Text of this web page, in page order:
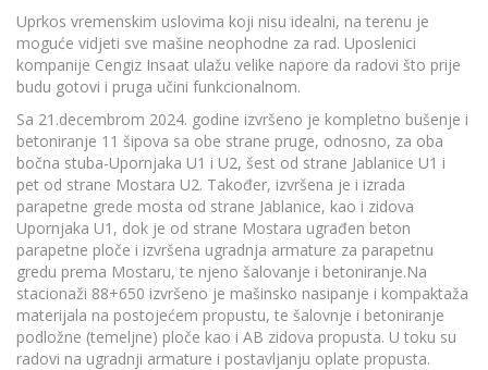
Uprkos vremenskim uslovima koji nisu idealni, na terenu je
moguće vidjeti sve mašine neophodne za rad. Uposlenici
kompanije Cengiz Insaat ulažu velike napore da radovi što prije
budu gotovi i pruga učini funkcionalnom.
Sa 21.decembrom 2024. godine izvršeno je kompletno bušenje i
betoniranje 11 šipova sa obe strane pruge, odnosno, za oba
bočna stuba-Upornjaka U1 i U2, šest od strane Jablanice U1 i
pet od strane Mostara U2. Također, izvršena je i izrada
parapetne grede mosta od strane Jablanice, kao i zidova
Upornjaka U1, dok je od strane Mostara ugrađen beton
parapetne ploče i izvršena ugradnja armature za parapetnu
gredu prema Mostaru, te njeno šalovanje i betoniranje.Na
stacionaži 88+650 izvršeno je mašinsko nasipanje i kompaktaža
materijala na postojećem propustu, te šalovnje i betoniranje
podložne (temeljne) ploče kao i AB zidova propusta. U toku su
radovi na ugradnji armature i postavljanju oplate propusta.